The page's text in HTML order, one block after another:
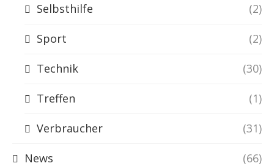
Selbsthilfe (2)
Sport (2)
Technik (30)
Treffen (1)
Verbraucher (31)
News (66)